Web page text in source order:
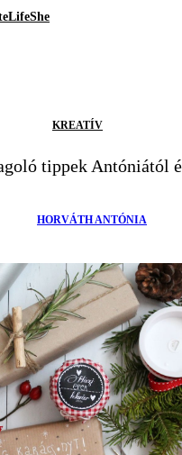
LifeShe
KREATÍV
tippek Antóniától
HORVÁTH ANTÓNIA